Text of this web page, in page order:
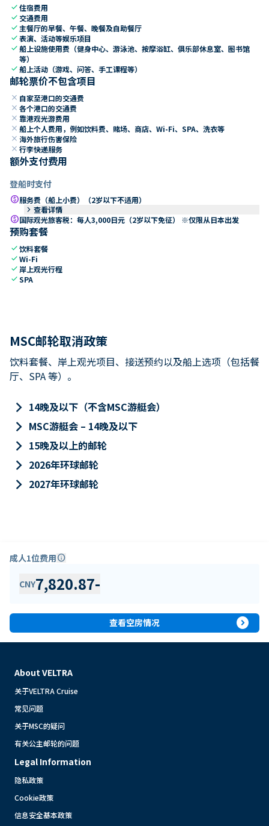
check住宿费用
check 交通费用
check 主餐厅的早餐、午餐、晚餐及自助餐厅
check表演、活动等娱乐项目
check船上设施使用费（健身中心、游泳池、按摩浴缸、俱乐部休息室、图书馆
等）
check船上活动（游戏、问答、手工课程等）
邮轮票价不包含项目
close 自家至港口的交通费
close 各个港口的交通费
close 靠港观光游费用
close 船上个人费用，例如饮料费、赌场、商店、Wi-Fi、SPA、洗衣等
close 海外旅行伤害保险
close 行李快递服务
额外支付费用
登船时支付
paid服务费（船上小费）（2岁以下不适用）
keyboard_arrow_right 查看详情
paid国际观光旅客税：每人3,000日元（2岁以下免征） ※仅限从日本出发
预购套餐
check饮料套餐
checkWi-Fi
check 岸上观光行程
checkSPA
MSC邮轮取消政策
饮料套餐、岸上观光项目、接送预约以及船上选项（包括餐
厅、SPA 等）。
keyboard_arrow_right 14晚及以下（不含MSC游艇会）
keyboard_arrow_right MSC游艇会 – 14晚及以下
keyboard_arrow_right 15晚及以上的邮轮
keyboard_arrow_right 2026年环球邮轮
keyboard_arrow_right 2027年环球邮轮
成人1位费用info
CNY7,820.87-
查看空房情况 expand_circle_right
About VELTRA
关于VELTRA Cruise
常见问题
关于MSC的疑问
有关公主邮轮的问题
Legal Information
隐私政策
Cookie政策
信息安全基本政策